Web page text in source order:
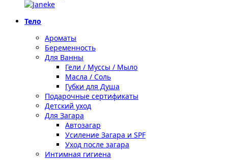
Тело
Ароматы
Беременность
Для Ванны
Гели / Муссы / Мыло
Масла / Соль
Губки для Душа
Подарочные сертификаты
Детский уход
Для Загара
Автозагар
Усиление Загара и SPF
Уход после загара
Интимная гигиена